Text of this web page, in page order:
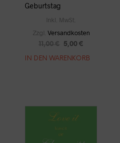
Geburtstag
Inkl. MwSt.
Zzgl. Versandkosten
11,00€
URSPRÜNGLICHER
WAR:
5,00 €
IST:
IN DEN WARENKORB